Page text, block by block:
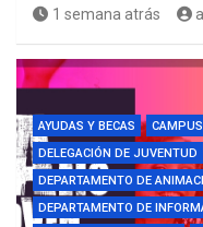
1 semana atrás
AYUDAS Y BECAS CAMPUS
DELEGACIÓN DE JUVENTUD
DEPARTAMENTO DE
DEPARTAMENTO DE